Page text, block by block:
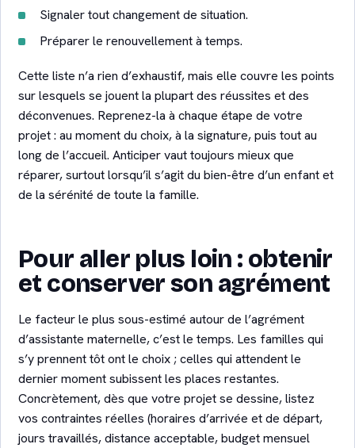
Signaler tout changement de situation.
Préparer le renouvellement à temps.
Cette liste n’a rien d’exhaustif, mais elle couvre les points
sur lesquels se jouent la plupart des réussites et des
déconvenues. Reprenez-la à chaque étape de votre
projet : au moment du choix, à la signature, puis tout au
long de l’accueil. Anticiper vaut toujours mieux que
réparer, surtout lorsqu’il s’agit du bien-être d’un enfant et
de la sérénité de toute la famille.
Pour aller plus loin : obtenir
et conserver son agrément
Le facteur le plus sous-estimé autour de l’agrément
d’assistante maternelle, c’est le temps. Les familles qui
s’y prennent tôt ont le choix ; celles qui attendent le
dernier moment subissent les places restantes.
Concrètement, dès que votre projet se dessine, listez
vos contraintes réelles (horaires d’arrivée et de départ,
jours travaillés, distance acceptable, budget mensuel